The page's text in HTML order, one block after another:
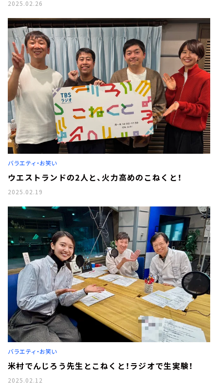
2025.02.26
バラエティ・お笑い
ウエストランドの2人と、火力高めのこねくと！
2025.02.19
バラエティ・お笑い
米村でんじろう先生とこねくと！ラジオで生実験！
2025.02.12